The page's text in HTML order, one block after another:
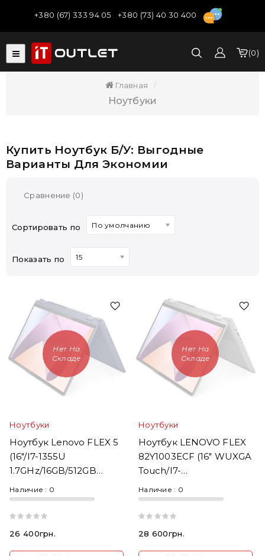
+380 (67) 333 94 05 +380 (73) 40 30 400
0
Главная
Ноутбуки
Купить Ноутбук Б/у: Выгодные
Варианты Для Экономии
Сравнение (0)
Сортировать по По умолчанию
Показать по 15
Нет На
Складе
Ноутбуки
Ноутбук Lenovo FLEX 5
(16"/i7-1355U
1.7GHz/16GB/512GB
11)
Наличие : 0
26 400грн.
Нет На
Складе
Ноутбуки
Ноутбук LENOVO FLEX
82Y1003ECF (16" WUXGA
Touch/i7-
SSD/Win 11)
Наличие : 0
28 600грн.